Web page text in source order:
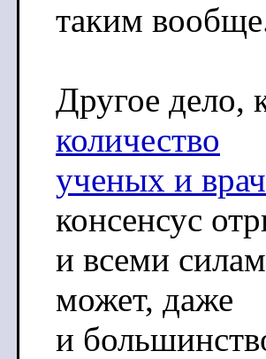
таким
Другое дело,
количество
ученых и
консенсус
и всеми
может, даже
и